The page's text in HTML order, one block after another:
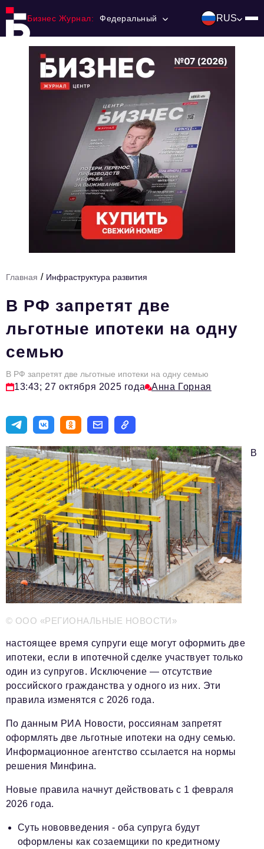
Бизнес Журнал: Федеральный RUS
Ниши и рынки
Технологии и тренды
Тема номера
HR
Персона номера
Юридический практикум
Стиль жизни
Импортозамещение
Эксперты
Авторские материалы
Видео
Телефон редакции:+7 495 727-01-67
Электронные почты редакции:
Информационный отдел
info@business-magazine.online
Отдел рекламы
reklama@business-magazine.online
podpiska@business-magazine.online
partner@business-magazine.online
Главная / Инфраструктура развития
В РФ запретят две
льготные ипотеки на одну
семью
В РФ запретят две льготные ипотеки на одну семью
13:43; 27 октября 2025 года Анна Горная
© ООО «РЕГИОНАЛЬНЫЕ НОВОСТИ»
В
настоящее время супруги еще могут оформить две
ипотеки, если в ипотечной сделке участвует только
один из супругов. Исключение — отсутствие
российского гражданства у одного из них. Эти
правила изменятся с 2026 года.
По данным РИА Новости, россиянам запретят
оформлять две льготные ипотеки на одну семью.
Информационное агентство ссылается на нормы
решения Минфина.
Новые правила начнут действовать с 1 февраля
2026 года.
Суть нововведения - оба супруга будут
оформлены как созаемщики по кредитному